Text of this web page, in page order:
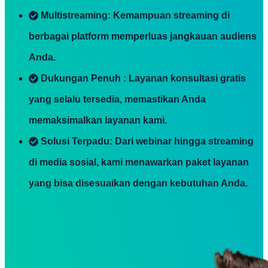
Multistreaming: Kemampuan streaming di
berbagai platform memperluas jangkauan audiens
Anda.
Dukungan Penuh : Layanan konsultasi gratis
yang selalu tersedia, memastikan Anda
memaksimalkan layanan kami.
Solusi Terpadu: Dari webinar hingga streaming
di media sosial, kami menawarkan paket layanan
yang bisa disesuaikan dengan kebutuhan Anda.